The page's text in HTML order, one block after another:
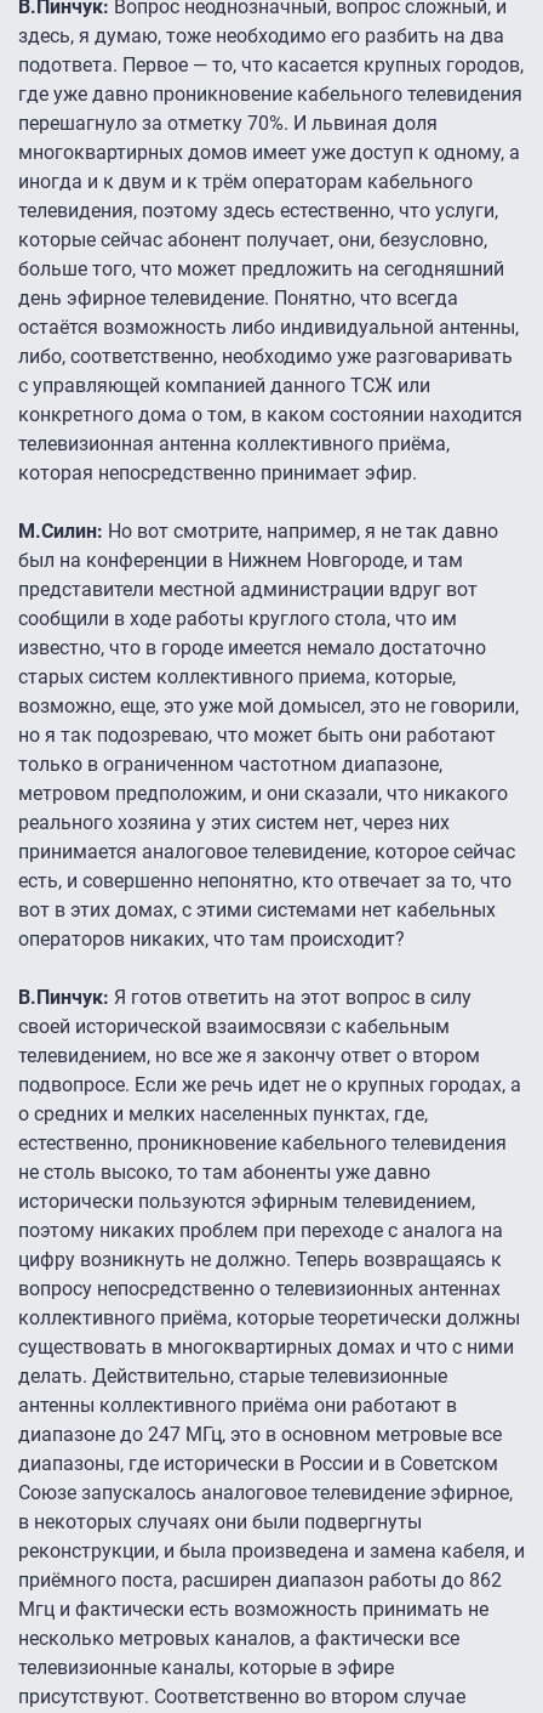
В.Пинчук: Вопрос неоднозначный, вопрос сложный, и
здесь, я думаю, тоже необходимо его разбить на два
подответа. Первое — то, что касается крупных городов,
где уже давно проникновение кабельного телевидения
перешагнуло за отметку 70%. И львиная доля
многоквартирных домов имеет уже доступ к одному, а
иногда и к двум и к трём операторам кабельного
телевидения, поэтому здесь естественно, что услуги,
которые сейчас абонент получает, они, безусловно,
больше того, что может предложить на сегодняшний
день эфирное телевидение. Понятно, что всегда
остаётся возможность либо индивидуальной антенны,
либо, соответственно, необходимо уже разговаривать
с управляющей компанией данного ТСЖ или
конкретного дома о том, в каком состоянии находится
телевизионная антенна коллективного приёма,
которая непосредственно принимает эфир.
М.Силин: Но вот смотрите, например, я не так давно
был на конференции в Нижнем Новгороде, и там
представители местной администрации вдруг вот
сообщили в ходе работы круглого стола, что им
известно, что в городе имеется немало достаточно
старых систем коллективного приема, которые,
возможно, еще, это уже мой домысел, это не говорили,
но я так подозреваю, что может быть они работают
только в ограниченном частотном диапазоне,
метровом предположим, и они сказали, что никакого
реального хозяина у этих систем нет, через них
принимается аналоговое телевидение, которое сейчас
есть, и совершенно непонятно, кто отвечает за то, что
вот в этих домах, с этими системами нет кабельных
операторов никаких, что там происходит?
В.Пинчук: Я готов ответить на этот вопрос в силу
своей исторической взаимосвязи с кабельным
телевидением, но все же я закончу ответ о втором
подвопросе. Если же речь идет не о крупных городах, а
о средних и мелких населенных пунктах, где,
естественно, проникновение кабельного телевидения
не столь высоко, то там абоненты уже давно
исторически пользуются эфирным телевидением,
поэтому никаких проблем при переходе с аналога на
цифру возникнуть не должно. Теперь возвращаясь к
вопросу непосредственно о телевизионных антеннах
коллективного приёма, которые теоретически должны
существовать в многоквартирных домах и что с ними
делать. Действительно, старые телевизионные
антенны коллективного приёма они работают в
диапазоне до 247 МГц, это в основном метровые все
диапазоны, где исторически в России и в Советском
Союзе запускалось аналоговое телевидение эфирное,
в некоторых случаях они были подвергнуты
реконструкции, и была произведена и замена кабеля, и
приёмного поста, расширен диапазон работы до 862
Мгц и фактически есть возможность принимать не
несколько метровых каналов, а фактически все
телевизионные каналы, которые в эфире
присутствуют. Соответственно во втором случае